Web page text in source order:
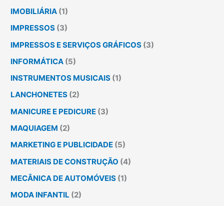
IMOBILIÁRIA (1)
IMPRESSOS (3)
IMPRESSOS E SERVIÇOS GRÁFICOS (3)
INFORMÁTICA (5)
INSTRUMENTOS MUSICAIS (1)
LANCHONETES (2)
MANICURE E PEDICURE (3)
MAQUIAGEM (2)
MARKETING E PUBLICIDADE (5)
MATERIAIS DE CONSTRUÇÃO (4)
MECÂNICA DE AUTOMÓVEIS (1)
MODA INFANTIL (2)